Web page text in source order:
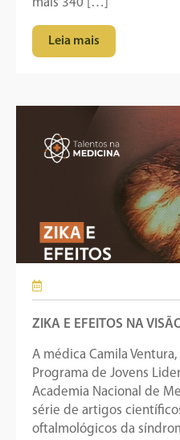
mais 340 […]
Leia mais
ZIKA E EFEITOS NA
A médica Camila
Programa de Jovens
Academia Nacional de
série de artigos
oftalmológicos da